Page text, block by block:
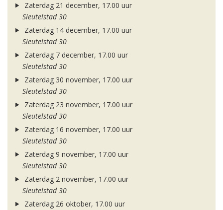
Zaterdag 21 december, 17.00 uur
Sleutelstad 30
Zaterdag 14 december, 17.00 uur
Sleutelstad 30
Zaterdag 7 december, 17.00 uur
Sleutelstad 30
Zaterdag 30 november, 17.00 uur
Sleutelstad 30
Zaterdag 23 november, 17.00 uur
Sleutelstad 30
Zaterdag 16 november, 17.00 uur
Sleutelstad 30
Zaterdag 9 november, 17.00 uur
Sleutelstad 30
Zaterdag 2 november, 17.00 uur
Sleutelstad 30
Zaterdag 26 oktober, 17.00 uur